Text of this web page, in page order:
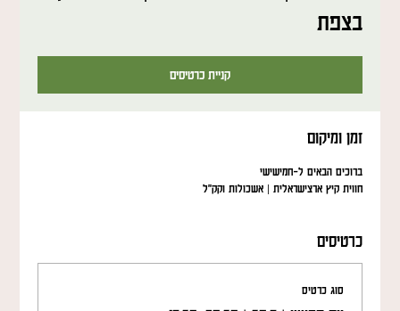
בצפת
קניית כרטיסים
זמן ומיקום
ברוכים הבאים ל-חמישישי
חווית קיץ ארצישראלית | אשכולות וקק"ל
כרטיסים
סוג כרטיס